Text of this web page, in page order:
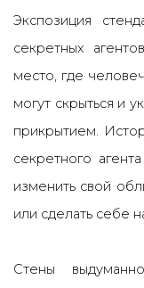
Экспозиция
секретных
место, где
могут скрыться и
прикрытием.
секретного
изменить свой
или сделать себе
Стены